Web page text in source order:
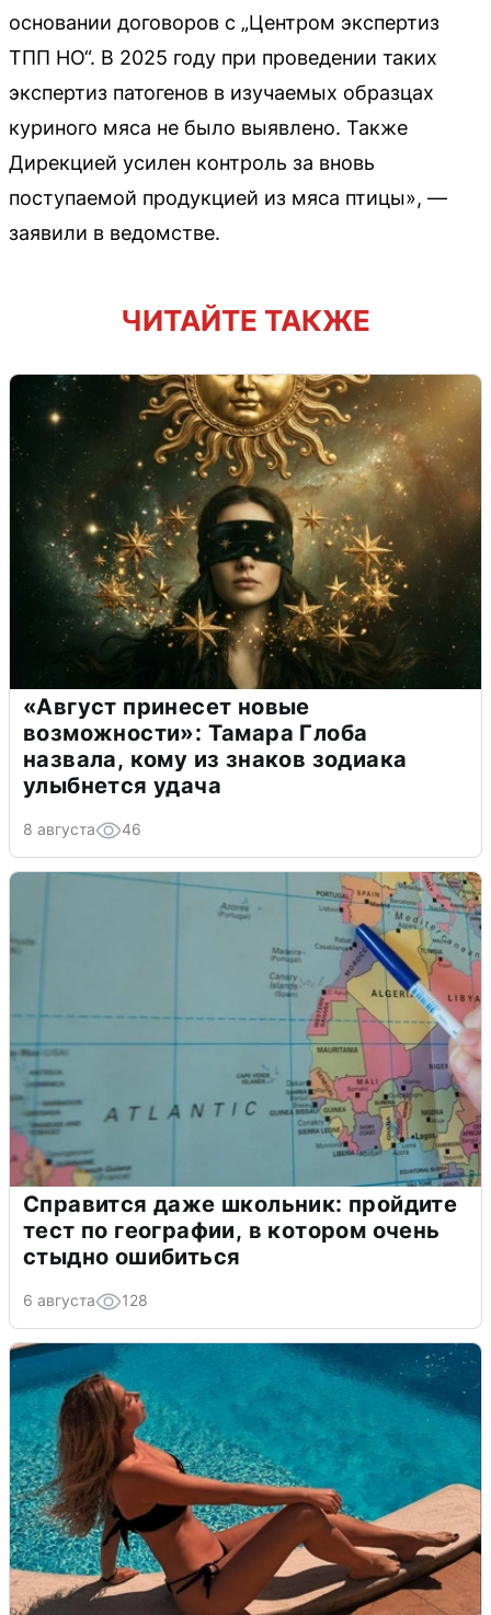
основании договоров с „Центром экспертиз
ТПП НО“. В 2025 году при проведении таких
экспертиз патогенов в изучаемых образцах
куриного мяса не было выявлено. Также
Дирекцией усилен контроль за вновь
поступаемой продукцией из мяса птицы», —
заявили в ведомстве.
ЧИТАЙТЕ ТАКЖЕ
«Август принесет новые
возможности»: Тамара Глоба
назвала, кому из знаков зодиака
улыбнется удача
8 августа 46
Справится даже школьник: пройдите
тест по географии, в котором очень
стыдно ошибиться
6 августа 128